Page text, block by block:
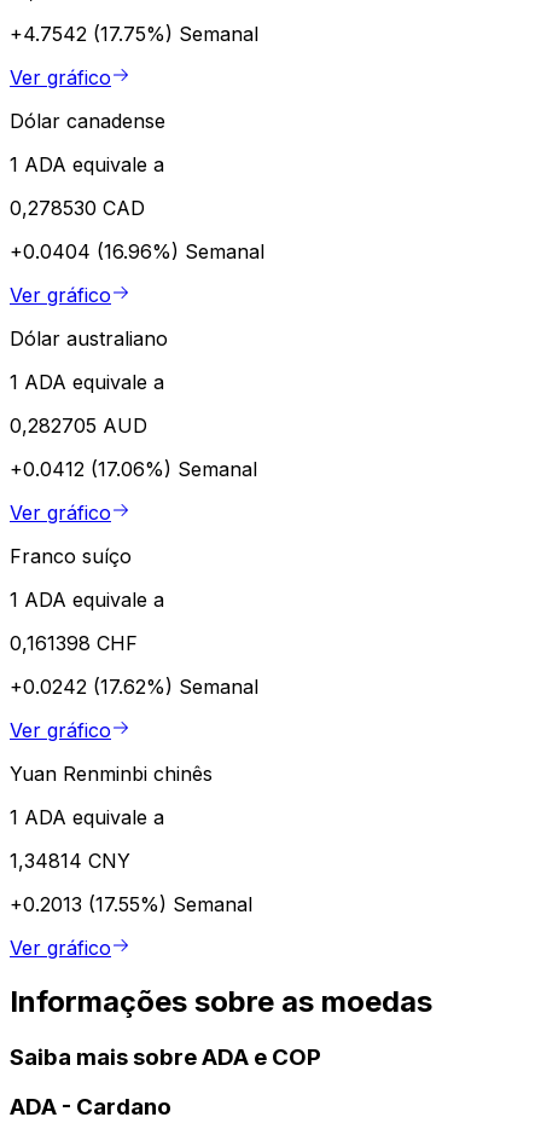
+4.7542 (17.75%) Semanal
Ver gráfico
Dólar canadense
1 ADA equivale a
0,278530 CAD
+0.0404 (16.96%) Semanal
Ver gráfico
Dólar australiano
1 ADA equivale a
0,282705 AUD
+0.0412 (17.06%) Semanal
Ver gráfico
Franco suíço
1 ADA equivale a
0,161398 CHF
+0.0242 (17.62%) Semanal
Ver gráfico
Yuan Renminbi chinês
1 ADA equivale a
1,34814 CNY
+0.2013 (17.55%) Semanal
Ver gráfico
Informações sobre as moedas
Saiba mais sobre ADA e COP
ADA - Cardano